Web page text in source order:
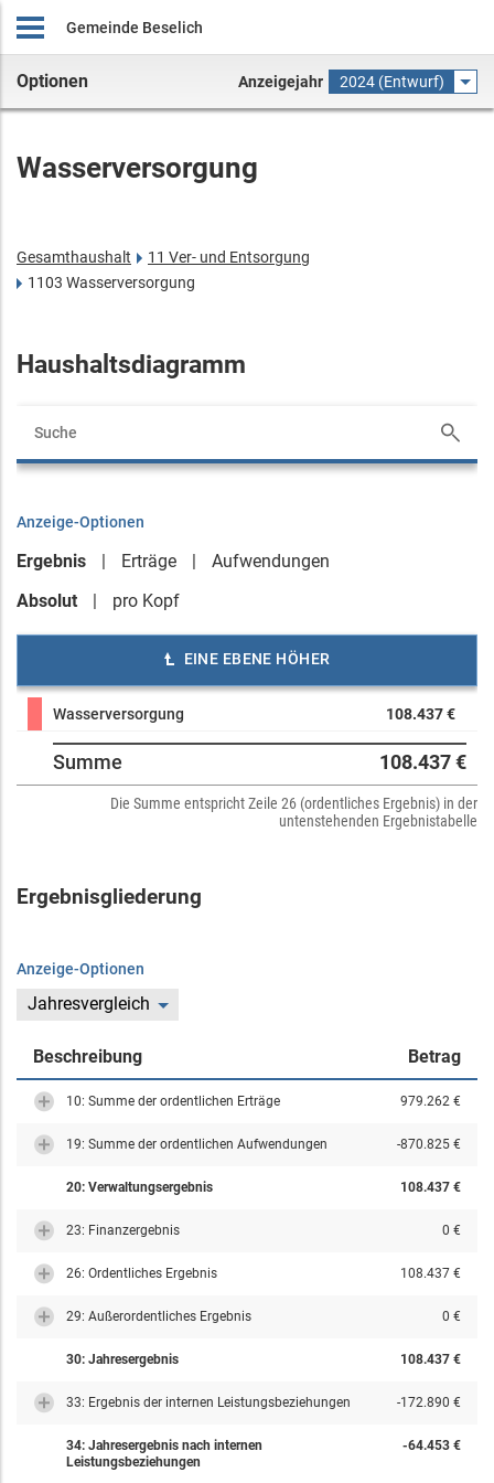
Gemeinde Beselich
Optionen Anzeigejahr 2024 (Entwurf)
Wasserversorgung
Gesamthaushalt
11 Ver- und Entsorgung
1103 Wasserversorgung
Haushaltsdiagramm
Anzeige-Optionen
Ergebnis Erträge
Aufwendungen
Absolut
pro Kopf
EINE EBENE HÖHER
Wasserversorgung 108.437 €
Summe 108.437 €
Die Summe entspricht Zeile 26 (ordentliches Ergebnis) in der
untenstehenden Ergebnistabelle
Ergebnisgliederung
Anzeige-Optionen
Jahresvergleich
Beschreibung Betrag
10: Summe der ordentlichen Erträge 979.262 €
19: Summe der ordentlichen Aufwendungen -870.825 €
20: Verwaltungsergebnis 108.437 €
23: Finanzergebnis 0 €
26: Ordentliches Ergebnis 108.437 €
29: Außerordentliches Ergebnis 0 €
30: Jahresergebnis 108.437 €
33: Ergebnis der internen Leistungsbeziehungen -172.890 €
34: Jahresergebnis nach internen
Leistungsbeziehungen
-64.453 €